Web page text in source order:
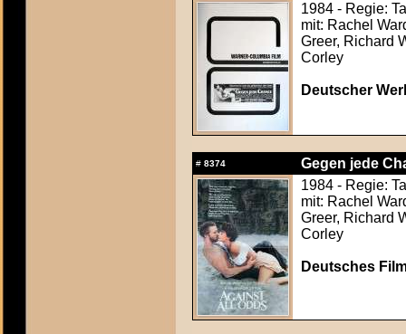
1984 - Regie:
mit: Rachel
Greer, Richard
Corley
Deutscher
# 8374
Gegen jede
1984 - Regie:
mit: Rachel
Greer, Richard
Corley
Deutsches